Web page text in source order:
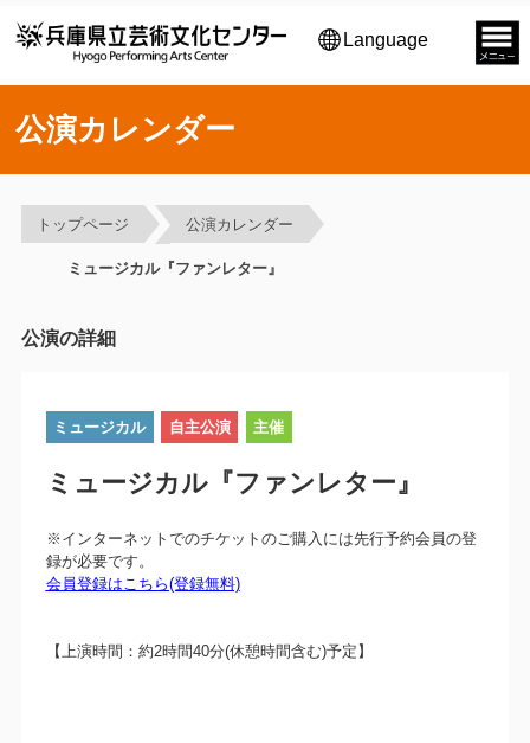
Language
公演カレンダー
トップページ 公演カレンダー
ミュージカル『ファンレター』
公演の詳細
ミュージカル 自主公演 主催
ミュージカル『ファンレター』
※インターネットでのチケットのご購入には先行予約会員の登
録が必要です。
会員登録はこちら(登録無料)
【上演時間：約2時間40分(休憩時間含む)予定】